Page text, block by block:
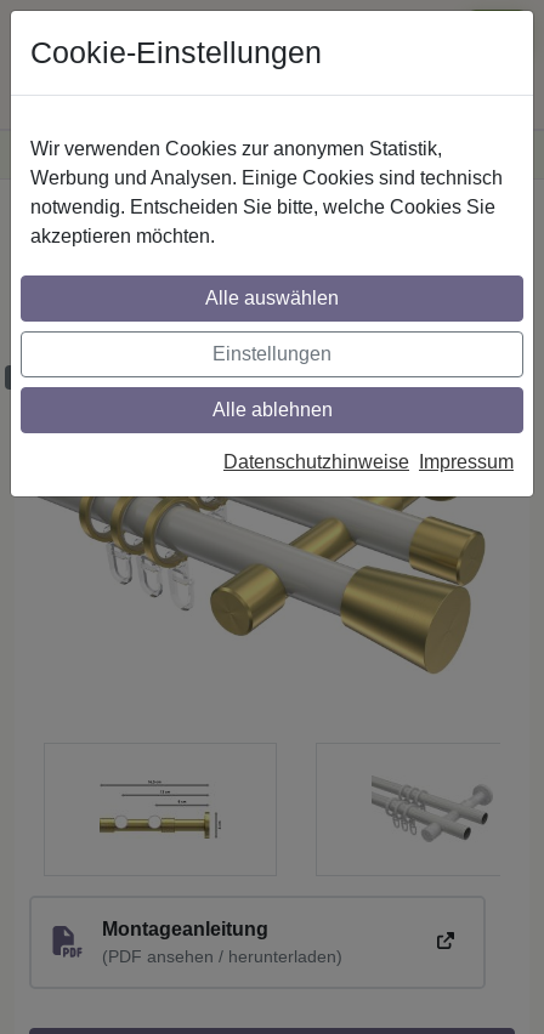
VersandkostenfreieLieferung innerhalb Deutschlands
Sichere Zahlung
Startseite Gardinenstangen Metall
2-läufig, Modell PRESTIGE - Sitra Weiß /
Messing-Optik
Maßzuschnitt möglich
Montageanleitung
(PDF ansehen / herunterladen)
Cookie-Einstellungen
Wir verwenden Cookies zur anonymen Statistik,
Werbung und Analysen. Einige Cookies sind technisch
notwendig. Entscheiden Sie bitte, welche Cookies Sie
akzeptieren möchten.
Alle auswählen
Einstellungen
Alle ablehnen
Datenschutzhinweise Impressum